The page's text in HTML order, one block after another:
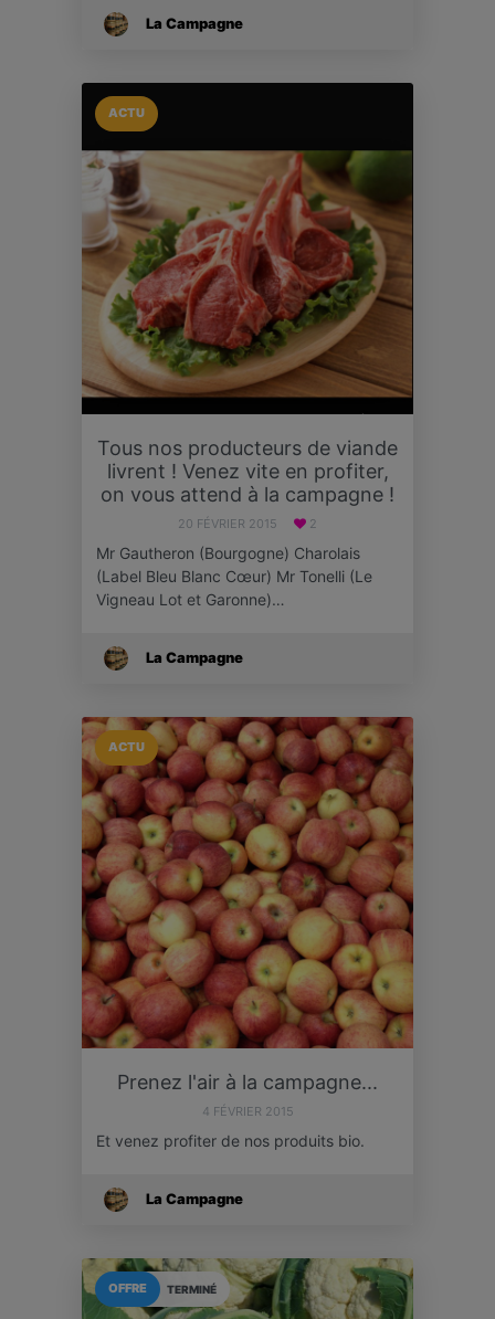
La Campagne
ACTU
Tous nos producteurs de viande
livrent ! Venez vite en profiter,
on vous attend à la campagne !
20 FÉVRIER 2015 2
Mr Gautheron (Bourgogne) Charolais
(Label Bleu Blanc Cœur) Mr Tonelli (Le
Vigneau Lot et Garonne)…
La Campagne
ACTU
Prenez l'air à la campagne...
4 FÉVRIER 2015
Et venez profiter de nos produits bio.
La Campagne
TERMINÉ
OFFRE